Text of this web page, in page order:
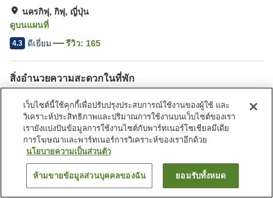
นครกิฟุ, กิฟุ, ญี่ปุ่น
ดูบนแผนที่
4.3 ดีเยี่ยม รีวิว: 165
สิ่งอำนวยความสะดวกในที่พัก
สปา/บิวตี้ซาลอน
ร้านอาหาร
หน้าแรก ญี่ปุ่น กิฟุ นครกิฟุ Nagaragawa Seiryu Hotel
ค้นหาห้องพัก
เว็บไซต์นี้ใช้คุกกี้เพื่อปรับปรุงประสบการณ์ใช้งานของผู้ใช้ และ
วิเคราะห์ประสิทธิภาพและปริมาณการใช้งานบนเว็บไซต์ของเรา
เรายังแบ่งปันข้อมูลการใช้งานไซต์กับพาร์ทเนอร์โซเชียลมีเดีย
การโฆษณาและพาร์ทเนอร์การวิเคราะห์ของเราอีกด้วย
นโยบายความเป็นส่วนตัว
ห้ามขายข้อมูลส่วนบุคคลของฉัน ยอมรับทั้งหมด